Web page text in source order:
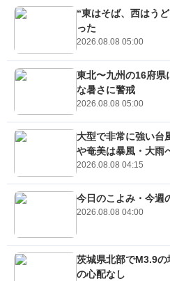
“東はそば、西はう
った
2026.08.08 05:00
東北〜九州の16府
な暑さに警戒
2026.08.08 05:00
大型で非常に強い
や奄美は暴風・大雨
2026.08.08 04:15
今日のこよみ・今週
2026.08.08 04:00
茨城県北部でM3.9
の心配なし